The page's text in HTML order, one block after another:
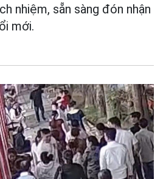
nhiệm, sẵn sàng đón nhận
mới.